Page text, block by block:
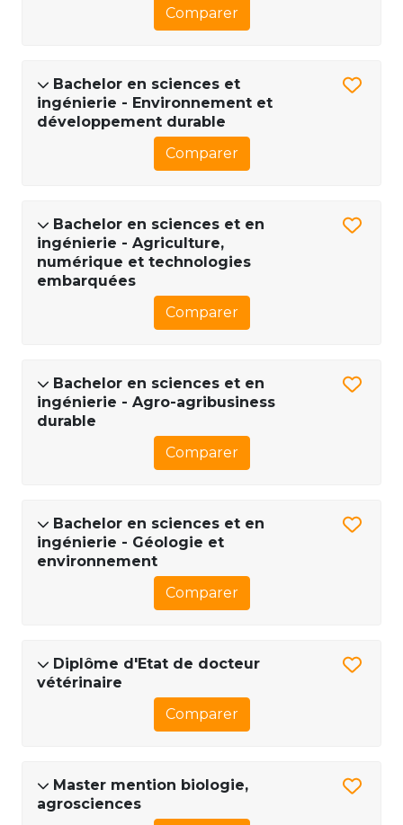
Comparer
Bachelor en sciences et
ingénierie - Environnement et
développement durable
Comparer
Bachelor en sciences et en
ingénierie - Agriculture,
numérique et technologies
embarquées
Comparer
Bachelor en sciences et en
ingénierie - Agro-agribusiness
durable
Comparer
Bachelor en sciences et en
ingénierie - Géologie et
environnement
Comparer
Diplôme d'Etat de docteur
vétérinaire
Comparer
Master mention biologie,
agrosciences